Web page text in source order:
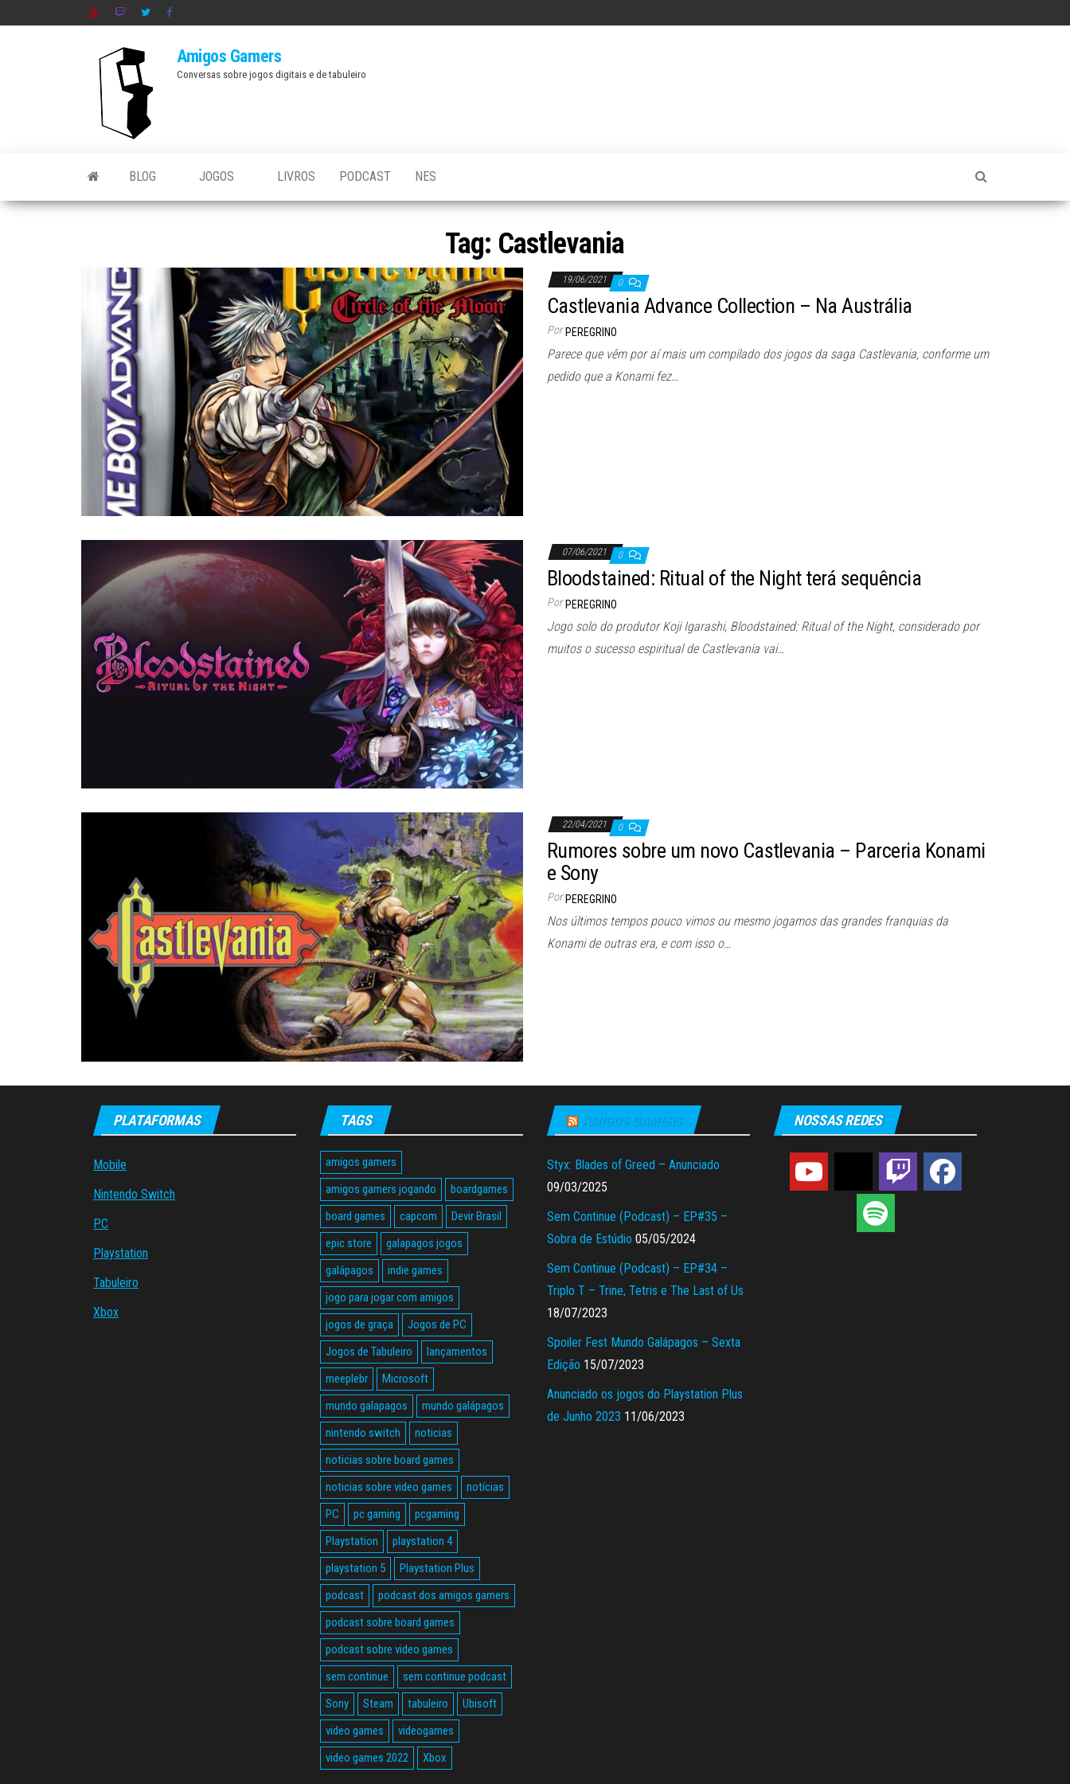
Amigos Gamers
Conversas sobre jogos digitais e de tabuleiro
BLOG JOGOS LIVROS PODCAST NES
Tag: Castlevania
19/06/2021 0
Castlevania Advance Collection – Na Austrália
Por PEREGRINO
Parece que vêm por aí mais um compilado dos jogos da saga Castlevania, conforme um
pedido que a Konami fez…
07/06/2021 0
Bloodstained: Ritual of the Night terá sequência
Por PEREGRINO
Jogo solo do produtor Koji Igarashi, Bloodstained: Ritual of the Night, considerado por
muitos o sucesso espiritual de Castlevania vai…
22/04/2021 0
Rumores sobre um novo Castlevania – Parceria Konami
e Sony
Por PEREGRINO
Nos últimos tempos pouco vimos ou mesmo jogamos das grandes franquias da
Konami de outras era, e com isso o…
PLATAFORMAS
Mobile
Nintendo Switch
PC
Playstation
Tabuleiro
Xbox
TAGS
amigos gamers
amigos gamers jogando
boardgames
board games
capcom
Devir Brasil
epic store
galapagos jogos
galápagos
indie games
jogo para jogar com amigos
jogos de graça
Jogos de PC
Jogos de Tabuleiro
lançamentos
meeplebr
Microsoft
mundo galapagos
mundo galápagos
nintendo switch
noticias
noticias sobre board games
noticias sobre video games
notícias
PC
pc gaming
pcgaming
Playstation
playstation 4
playstation 5
Playstation Plus
podcast
podcast dos amigos gamers
podcast sobre board games
podcast sobre video games
sem continue
sem continue podcast
Sony
Steam tabuleiro
Ubisoft
video games
videogames
video games 2022
Xbox
AMIGOS GAMERS
Styx: Blades of Greed – Anunciado
09/03/2025
Sem Continue (Podcast) – EP#35 –
Sobra de Estúdio 05/05/2024
Sem Continue (Podcast) – EP#34 –
Triplo T – Trine, Tetris e The Last of Us
18/07/2023
Spoiler Fest Mundo Galápagos – Sexta
Edição 15/07/2023
Anunciado os jogos do Playstation Plus
de Junho 2023 11/06/2023
NOSSAS REDES